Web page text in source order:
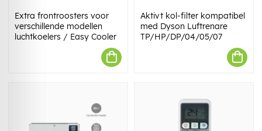
Extra frontroosters voor
verschillende modellen
luchtkoelers / Easy Cooler
Aktivt kol-filter kompatibel
med Dyson Luftrenare
TP/HP/DP/04/05/07